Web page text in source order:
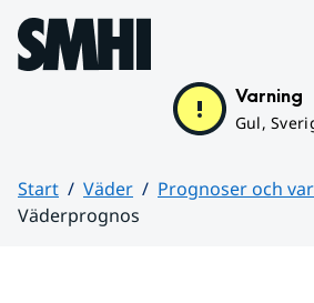
Hoppa till sidans innehåll
Varning
Gul,
Start Väder
Prognoser och
Väderprognos